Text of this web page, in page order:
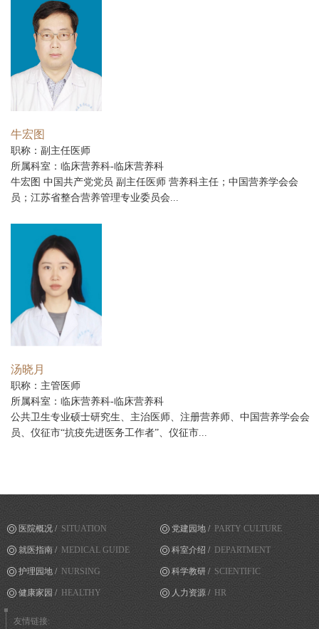
牛宏图
职称：副主任医师
所属科室：临床营养科-临床营养科
牛宏图 中国共产党党员 副主任医师 营养科主任；中国营养学会会
员；江苏省整合营养管理专业委员会...
汤晓月
职称：主管医师
所属科室：临床营养科-临床营养科
公共卫生专业硕士研究生、主治医师、注册营养师、中国营养学会会
员、仪征市“抗疫先进医务工作者”、仪征市...
医院概况 / SITUATION 党建园地 /PARTY CULTURE
就医指南 / MEDICAL GUIDE 科室介绍 /DEPARTMENT
护理园地 / NURSING 科学教研 / SCIENTIFIC
健康家园 / HEALTHY 人力资源 / HR
友情链接: